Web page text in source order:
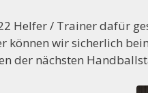
Helfer / Trainer dafür
können wir sicherlich
der nächsten